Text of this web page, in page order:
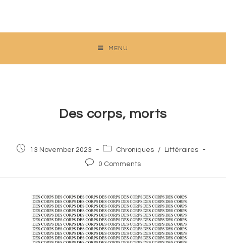
content
MENU
Des corps, morts
Post 13 November 2023
Post Chroniques /
Littéraires
Post 0 Comments